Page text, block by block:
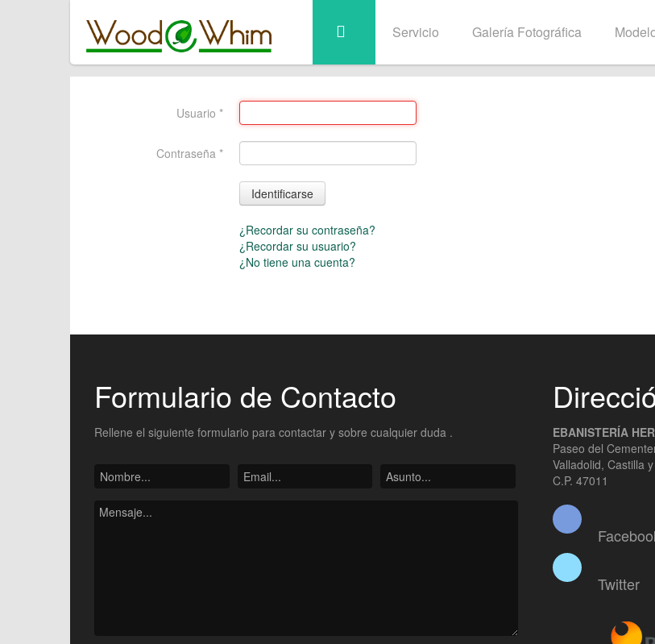
Servicio Galería Fotográfica
Usuario *
Contraseña *
Identificarse
¿Recordar su contraseña?
¿Recordar su usuario?
¿No tiene una cuenta?
Formulario de Contacto
Rellene el siguiente formulario para contactar y sobre cualquier duda .
EBANISTERÍA
Paseo del
Valladolid, Castilla
C.P. 47011
Twitter